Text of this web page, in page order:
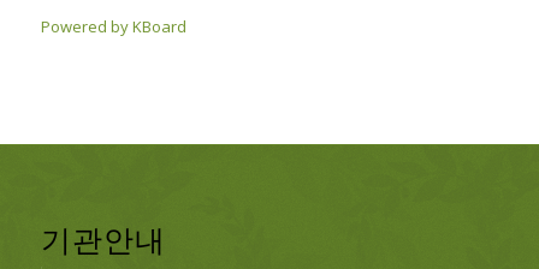
Powered by KBoard
기관안내